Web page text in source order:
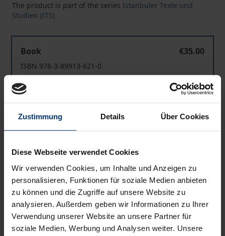
Zustimmung Details Über Cookies
Diese Webseite verwendet Cookies
Wir verwenden Cookies, um Inhalte und Anzeigen zu
personalisieren, Funktionen für soziale Medien anbieten
zu können und die Zugriffe auf unsere Website zu
analysieren. Außerdem geben wir Informationen zu Ihrer
Verwendung unserer Website an unsere Partner für
soziale Medien, Werbung und Analysen weiter. Unsere
The product is part of the series Istanbuler Texte und
Studien (ITS)
Book
€35.00
ISBN 978-3-89913-621-0
eBook
€0.00
ISBN 978-3-95650-687-1
Prices include VAT. Depending on the delivery address, VAT
may vary at checkout.
Add to Cart